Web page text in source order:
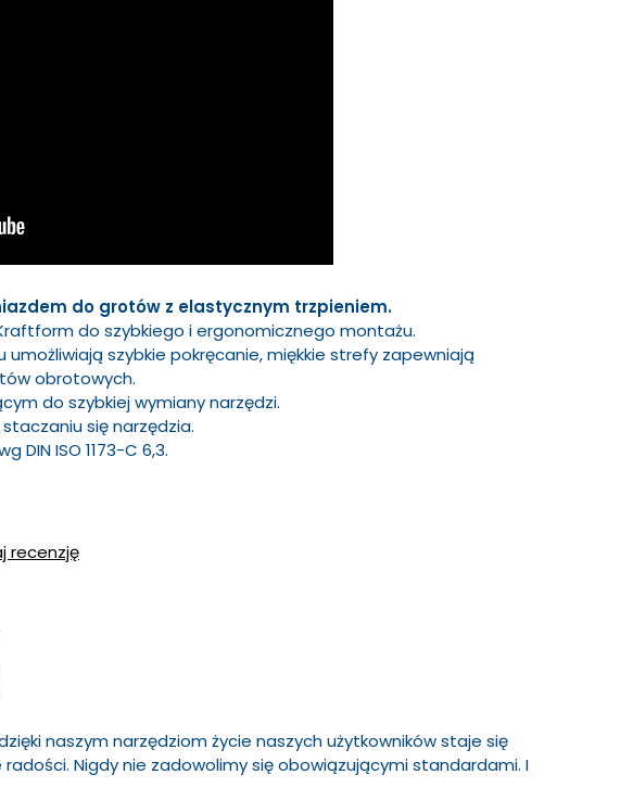
do grotów z elastycznym trzpieniem.
do szybkiego i ergonomicznego montażu.
szybkie pokręcanie, miękkie strefy zapewniają
obrotowych.
do szybkiej wymiany narzędzi.
się narzędzia.
DIN ISO 1173-C 6,3.
recenzję
naszym narzędziom życie naszych użytkowników staje się
radości. Nigdy nie zadowolimy się obowiązującymi standardami. I